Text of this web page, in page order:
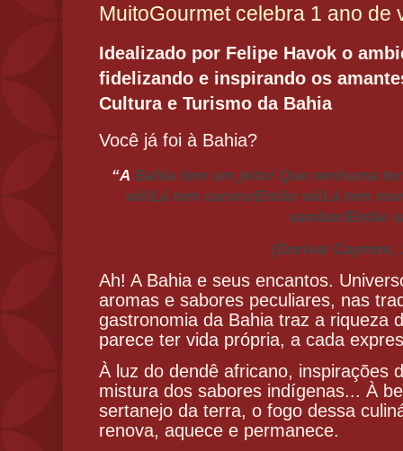
MuitoGourmet celebra 1 ano de
Idealizado por Felipe Havok o
fidelizando e inspirando os
Cultura e Turismo da Bahia
Você já foi à Bahia?
“A Bahia tem um jeito/ Que nenhuma
vá!/Lá tem caruru/Então vá!Lá tem
sambar/Então
(Dorival Caymmi,
Ah! A Bahia e seus encantos.
aromas e sabores peculiares, nas
gastronomia da Bahia traz a riqueza
parece ter vida própria, a cada
À luz do dendê africano, inspirações
mistura dos sabores indígenas... À
sertanejo da terra, o fogo dessa
renova, aquece e permanece.